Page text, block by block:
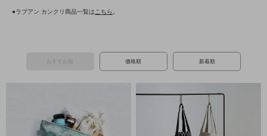
●ラプアン カンクリ商品一覧はこちら。
おすすめ順 価格順 新着順